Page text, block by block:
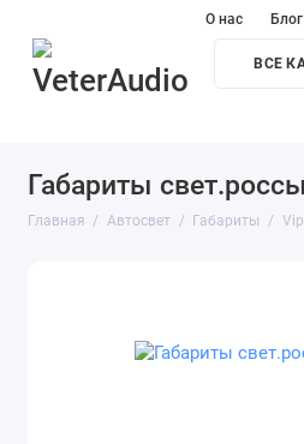
О нас Блог
ВСЕ
Габариты
Главная Автосвет Габариты